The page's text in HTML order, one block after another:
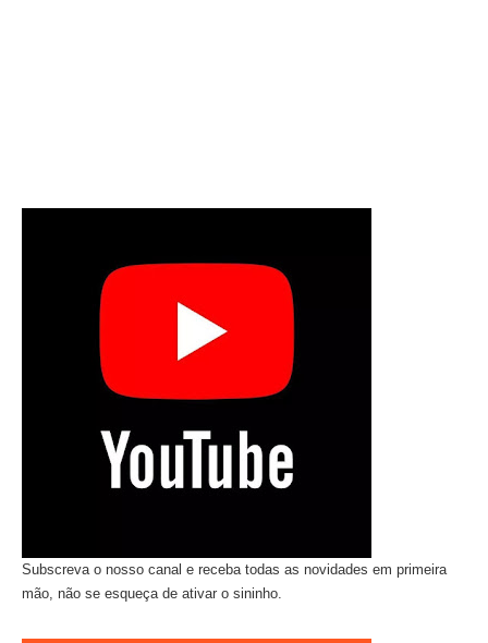
Subscreva o nosso canal e receba todas as novidades em primeira
mão, não se esqueça de ativar o sininho.